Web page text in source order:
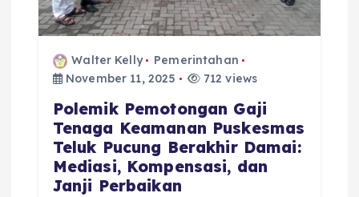
Walter Kelly
Pemerintahan
November 11, 2025
712 views
Polemik Pemotongan Gaji
Tenaga Keamanan Puskesmas
Teluk Pucung Berakhir Damai:
Mediasi, Kompensasi, dan
Janji Perbaikan